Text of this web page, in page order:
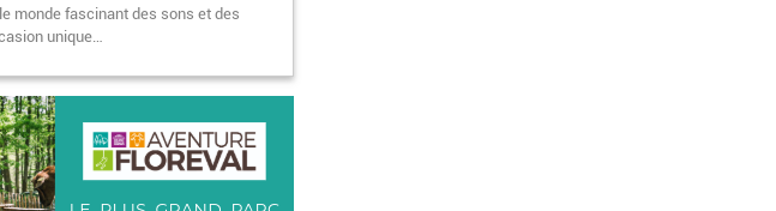
monde fascinant des sons et des
unique…